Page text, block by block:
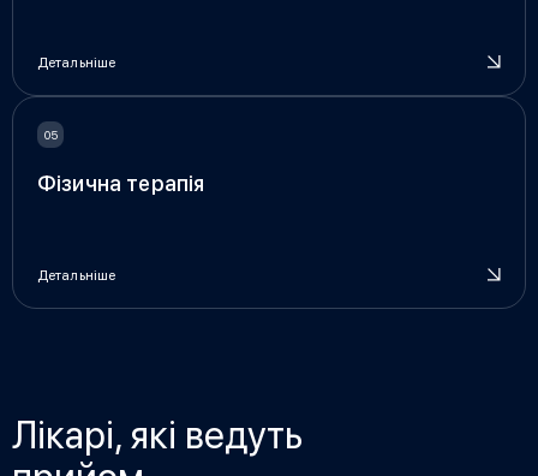
Детальніше
Фізична терапія
Детальніше
Лікарі, які ведуть